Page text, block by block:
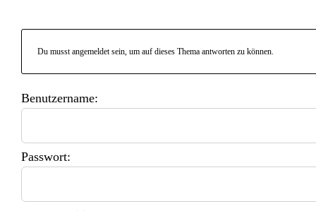
Du musst angemeldet sein, um auf dieses Thema antworten zu können.
Benutzername:
Passwort: